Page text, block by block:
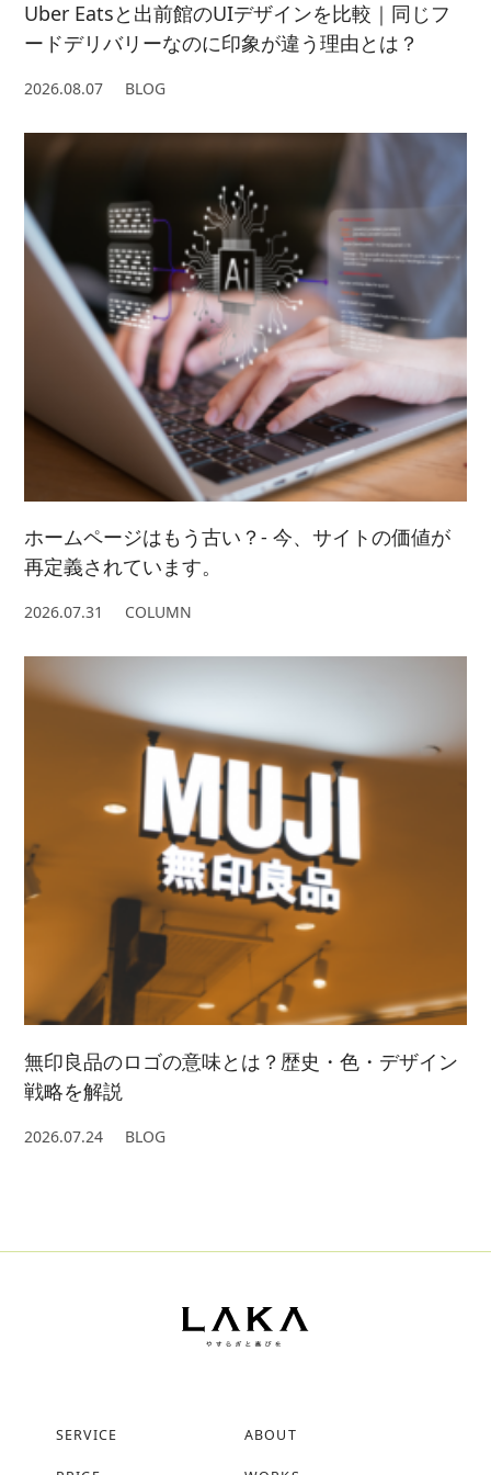
Uber Eatsと出前館のUIデザインを比較｜同じフ
ードデリバリーなのに印象が違う理由とは？
2026.08.07 BLOG
ホームページはもう古い？- 今、サイトの価値が
再定義されています。
2026.07.31 COLUMN
無印良品のロゴの意味とは？歴史・色・デザイン
戦略を解説
2026.07.24 BLOG
SERVICE ABOUT